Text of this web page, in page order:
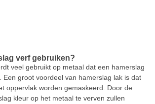
verf gebruiken?
veel gebruikt op metaal dat een hamerslag
Een groot voordeel van hamerslag lak is dat
oppervlak worden gemaskeerd. Door de
kleur op het metaal te verven zullen